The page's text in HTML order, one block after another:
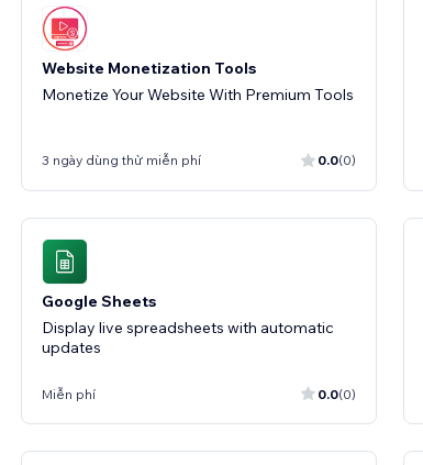
Website Monetization Tools
Monetize Your Website With Premium Tools
3 ngày dùng thử miễn phí 0.0(0)
Google Sheets
Display live spreadsheets with automatic
updates
Miễn phí 0.0(0)